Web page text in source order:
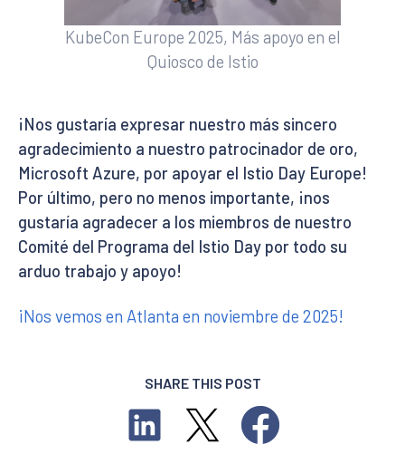
KubeCon Europe 2025, Más apoyo en el
Quiosco de Istio
¡Nos gustaría expresar nuestro más sincero
agradecimiento a nuestro patrocinador de oro,
Microsoft Azure, por apoyar el Istio Day Europe!
Por último, pero no menos importante, ¡nos
gustaría agradecer a los miembros de nuestro
Comité del Programa del Istio Day por todo su
arduo trabajo y apoyo!
¡Nos vemos en Atlanta en noviembre de 2025!
SHARE THIS POST